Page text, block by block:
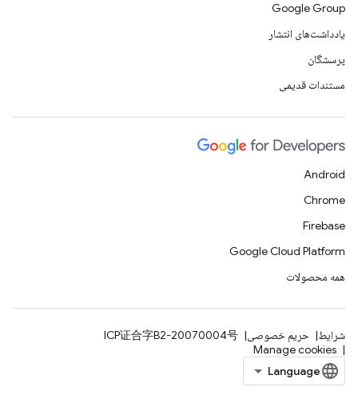
Google Group
یادداشت‌های انتشار
پرسشگان
مستندات قدیمی
Android
Chrome
Firebase
Google Cloud Platform
همه محصولات
شرایط حریم خصوصی
ICP证合字B2-20070004号
Manage cookies